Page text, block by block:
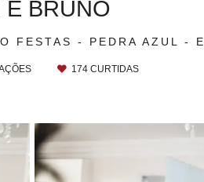
FESTAS - PEDRA AZUL -
E BRUNO
174 CURTIDAS